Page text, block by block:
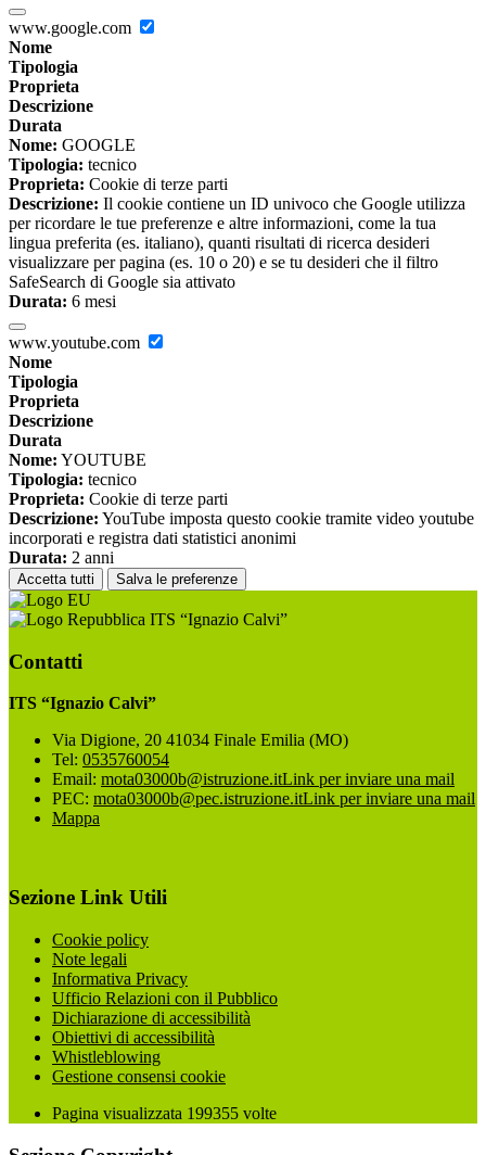
www.google.com
Nome
Tipologia
Proprieta
Descrizione
Durata
Nome: GOOGLE
Tipologia: tecnico
Proprieta: Cookie di terze parti
Descrizione: Il cookie contiene un ID univoco che Google utilizza
per ricordare le tue preferenze e altre informazioni, come la tua
lingua preferita (es. italiano), quanti risultati di ricerca desideri
visualizzare per pagina (es. 10 o 20) e se tu desideri che il filtro
SafeSearch di Google sia attivato
Durata: 6 mesi
www.youtube.com
Nome
Tipologia
Proprieta
Descrizione
Durata
Nome: YOUTUBE
Tipologia: tecnico
Proprieta: Cookie di terze parti
Descrizione: YouTube imposta questo cookie tramite video youtube
incorporati e registra dati statistici anonimi
Durata: 2 anni
Accetta tutti Salva le preferenze
ITS “Ignazio Calvi”
Contatti
ITS “Ignazio Calvi”
Via Digione, 20 41034 Finale Emilia (MO)
Tel: 0535760054
Email: mota03000b@istruzione.itLink per inviare una mail
PEC: mota03000b@pec.istruzione.itLink per inviare una mail
Mappa
Sezione Link Utili
Cookie policy
Note legali
Informativa Privacy
Ufficio Relazioni con il Pubblico
Dichiarazione di accessibilità
Obiettivi di accessibilità
Whistleblowing
Gestione consensi cookie
Pagina visualizzata 199355 volte